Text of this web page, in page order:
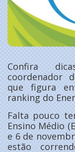
Confira
coordenador
que figura
ranking do
Falta pouco
Ensino Médio
e 6 de
estão